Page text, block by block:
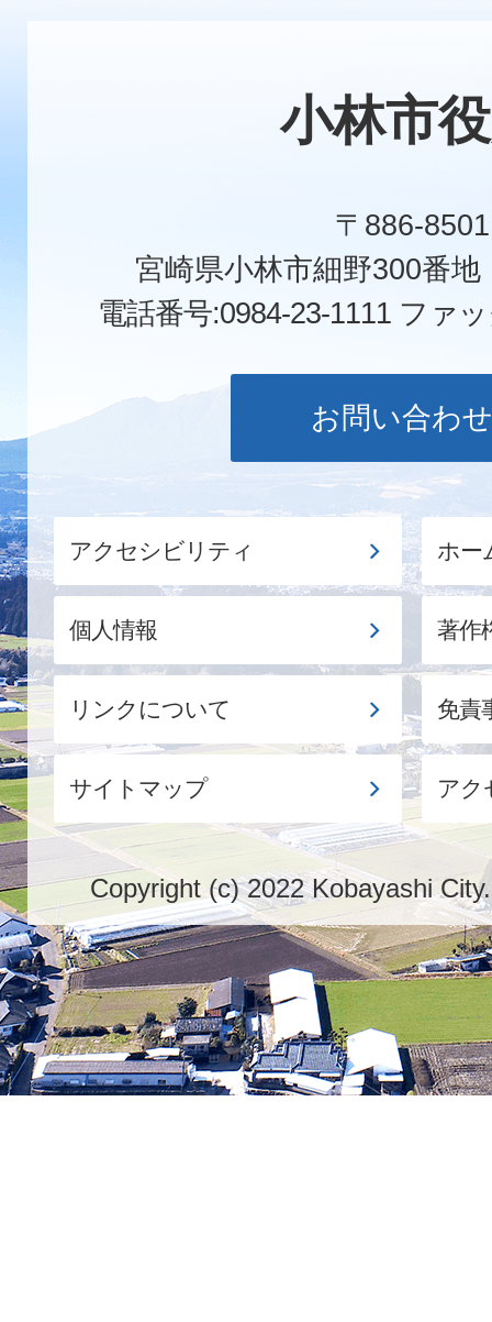
小林市
〒886-8501
宮崎県小林市細野300番
電話番号:0984-23-1111 ファ
お問い合わせ
アクセシビリティ ホー
個人情報 著作
リンクについて 免責
サイトマップ アク
Copyright (c) 2022 Kobayashi